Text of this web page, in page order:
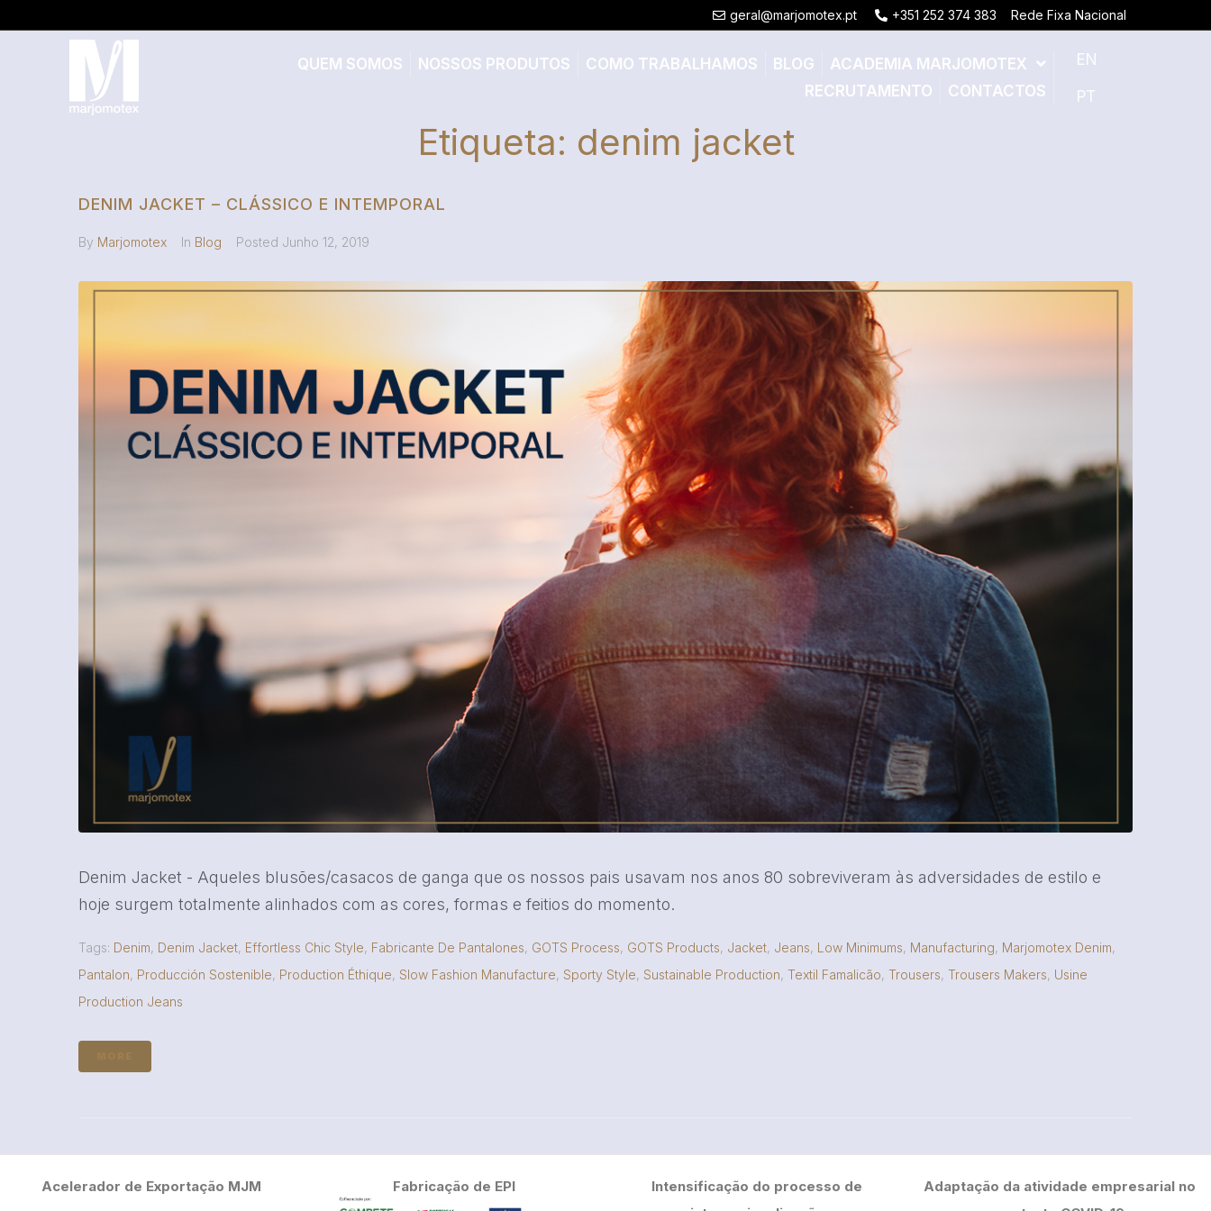
geral@marjomotex.pt +351 252 374 383 Rede Fixa Nacional
QUEM SOMOS NOSSOS PRODUTOS COMO TRABALHAMOS BLOG
ACADEMIA MARJOMOTEX
RECRUTAMENTO
CONTACTOS
EN
PT
Etiqueta: denim jacket
DENIM JACKET – CLÁSSICO E INTEMPORAL
By Marjomotex In Blog Posted Junho 12, 2019
Denim Jacket - Aqueles blusões/casacos de ganga que os nossos pais usavam nos anos 80 sobreviveram às adversidades de estilo e
hoje surgem totalmente alinhados com as cores, formas e feitios do momento.
Tags: Denim, Denim Jacket, Effortless Chic Style, Fabricante De Pantalones, GOTS Process, GOTS Products, Jacket, Jeans, Low Minimums, Manufacturing, Marjomotex Denim,
Pantalon, Producción Sostenible, Production Éthique, Slow Fashion Manufacture, Sporty Style, Sustainable Production, Textil Famalicão, Trousers, Trousers Makers, Usine
Production Jeans
Acelerador de Exportação MJM Fabricação de EPI
Intensificação do processo de
Adaptação da atividade empresarial no